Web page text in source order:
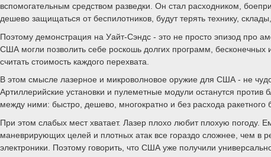
вспомогательным средством разведки. Он стал расходником,
дешево защищаться от беспилотников, будут терять технику,
Поэтому демонстрация на Уайт-Сэндс - это не просто эпизод про
США могли позволить себе роскошь долгих программ,
считать стоимость каждого перехвата.
В этом смысле лазерное и микроволновое оружие для США - не
Артиллерийские установки и пулеметные модули останутся
между ними: быстро, дешево, многократно и без расхода ракетного
При этом слабых мест хватает. Лазер плохо любит плохую погоду.
маневрирующих целей и плотных атак все гораздо сложнее, чем в
электроники. Поэтому говорить, что США уже получили